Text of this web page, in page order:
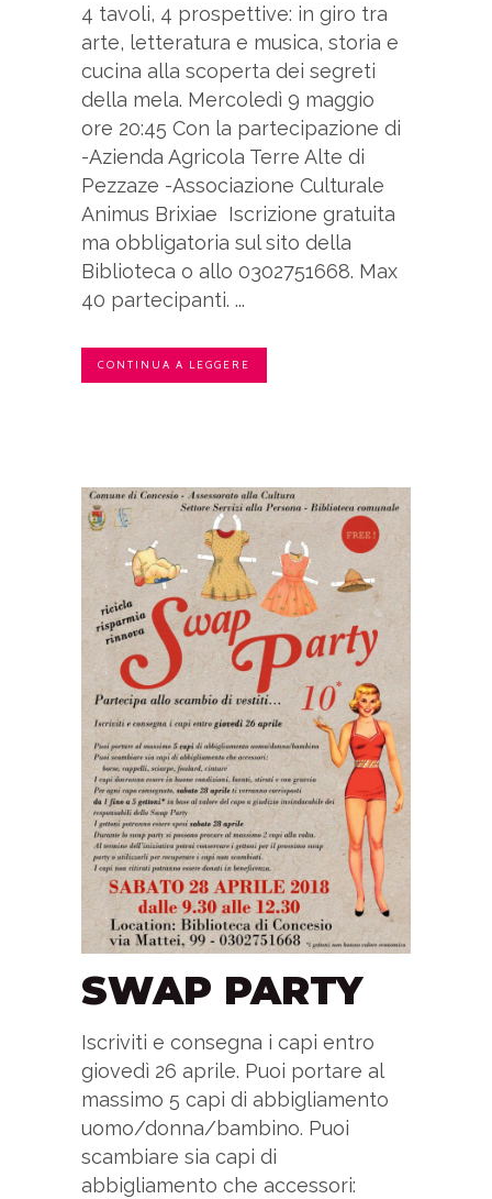
4 tavoli, 4 prospettive: in giro tra
arte, letteratura e musica, storia e
cucina alla scoperta dei segreti
della mela. Mercoledì 9 maggio
ore 20:45 Con la partecipazione di
-Azienda Agricola Terre Alte di
Pezzaze -Associazione Culturale
Animus Brixiae Iscrizione gratuita
ma obbligatoria sul sito della
Biblioteca o allo 0302751668. Max
40 partecipanti. ...
CONTINUA A LEGGERE
SWAP PARTY
Iscriviti e consegna i capi entro
giovedì 26 aprile. Puoi portare al
massimo 5 capi di abbigliamento
uomo/donna/bambino. Puoi
scambiare sia capi di
abbigliamento che accessori: